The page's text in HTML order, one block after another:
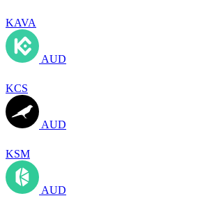
KAVA
AUD
KCS
AUD
KSM
AUD